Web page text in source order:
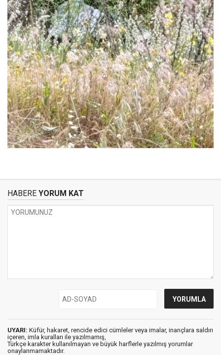
HABERE YORUM KAT
UYARI: Küfür, hakaret, rencide edici cümleler veya imalar, inançlara saldırı
içeren, imla kuralları ile yazılmamış,
Türkçe karakter kullanılmayan ve büyük harflerle yazılmış yorumlar
onaylanmamaktadır.